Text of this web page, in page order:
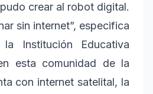
crear al robot digital.
sin internet”, especifica
Institución Educativa
esta comunidad de la
con internet satelital, la